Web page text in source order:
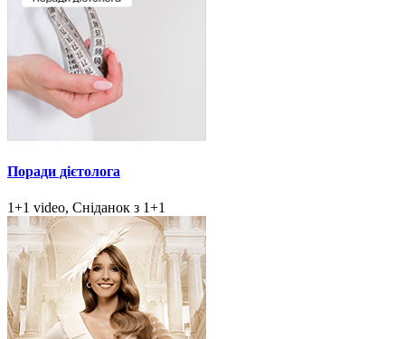
Поради дієтолога
1+1 video, Сніданок з 1+1